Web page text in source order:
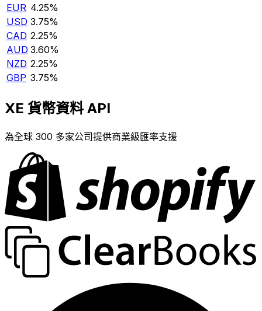
EUR 4.25%
USD 3.75%
CAD 2.25%
AUD 3.60%
NZD 2.25%
GBP 3.75%
XE 貨幣資料 API
為全球 300 多家公司提供商業級匯率支援